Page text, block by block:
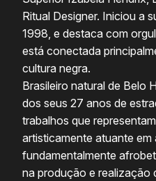
Ritual Designer. Iniciou a
1998, e destaca com
está conectada
cultura negra.
Brasileiro natural de Belo
dos seus 27 anos de
trabalhos que
artisticamente atuante
fundamentalmente
na produção e realização